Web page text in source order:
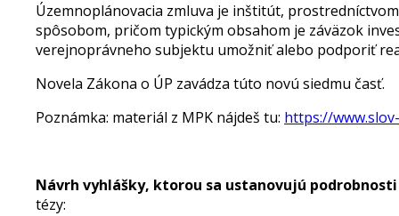
Územnoplánovacia zmluva je inštitút,
spôsobom, pričom typickým obsahom je záväzok
verejnoprávneho subjektu umožniť alebo podporiť
Novela Zákona o ÚP zavádza túto novú siedmu časť.
Poznámka: materiál z MPK nájdeš tu: https://
Návrh vyhlášky, ktorou sa ustanovujú
tézy: